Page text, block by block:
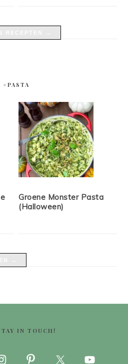
#PASTA
Groene Monster Pasta
(Halloween)
IN TOUCH!